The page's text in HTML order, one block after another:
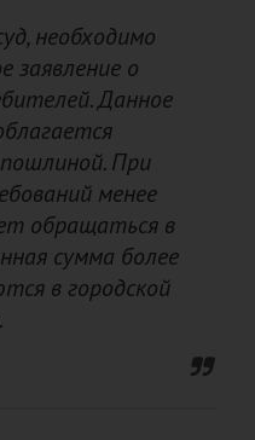
необходимо
заявление о
Данное
При
менее
обращаться в
сумма более
в городской